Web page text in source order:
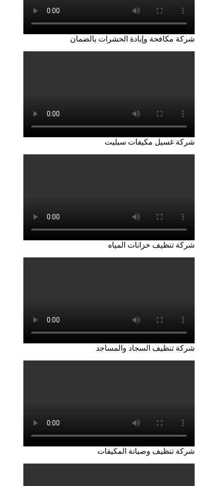
شركة مكافحة وإبادة الحشرات بالضمان
شركة غسيل مكيفات سبليت
شركة تنظيف خزانات المياه
شركة تنظيف السجاد والمساجد
شركة تنظيف وصيانة المكيفات